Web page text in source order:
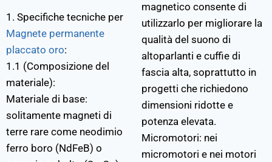
1. Specifiche tecniche per
Magnete permanente
placcato oro:
1.1 (Composizione del
materiale):
Materiale di base:
solitamente magneti di
terre rare come neodimio
ferro boro (NdFeB) o
magnetico consente di
utilizzarlo per migliorare la
qualità del suono di
altoparlanti e cuffie di
fascia alta, soprattutto in
progetti che richiedono
dimensioni ridotte e
potenza elevata.
Micromotori: nei
micromotori e nei motori